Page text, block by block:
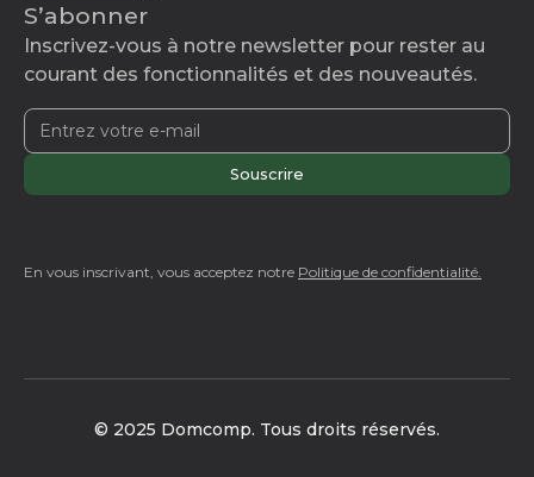
S’abonner
Inscrivez-vous à notre newsletter pour rester au
courant des fonctionnalités et des nouveautés.
En vous inscrivant, vous acceptez notre Politique de confidentialité.
© 2025 Domcomp. Tous droits réservés.